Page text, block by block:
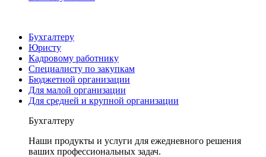
Бухгалтеру
Юристу
Кадровому работнику
Специалисту по закупкам
Бюджетной организации
Для малой организации
Для средней и крупной организации
Бухгалтеру
Наши продукты и услуги для ежедневного решения
ваших профессиональных задач.